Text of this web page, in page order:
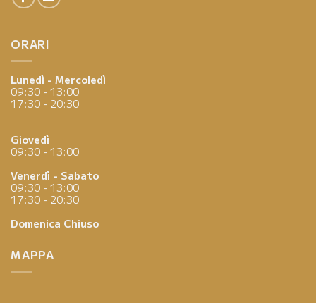
ORARI
Lunedì - Mercoledì
09:30 - 13:00
17:30 - 20:30
Giovedì
09:30 - 13:00
Venerdì - Sabato
09:30 - 13:00
17:30 - 20:30
Domenica Chiuso
MAPPA